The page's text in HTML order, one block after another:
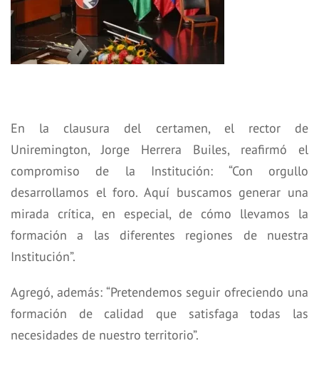
En la clausura del certamen, el rector de
Uniremington, Jorge Herrera Builes, reafirmó el
compromiso de la Institución: “Con orgullo
desarrollamos el foro. Aquí buscamos generar una
mirada crítica, en especial, de cómo llevamos la
formación a las diferentes regiones de nuestra
Institución”.
Agregó, además: “Pretendemos seguir ofreciendo una
formación de calidad que satisfaga todas las
necesidades de nuestro territorio”.